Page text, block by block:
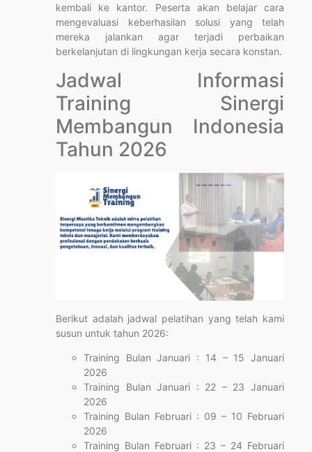
kembali ke kantor. Peserta akan belajar cara
mengevaluasi keberhasilan solusi yang telah
mereka jalankan agar terjadi perbaikan
berkelanjutan di lingkungan kerja secara konstan.
Jadwal Informasi
Training Sinergi
Membangun Indonesia
Tahun 2026
Berikut adalah jadwal pelatihan yang telah kami
susun untuk tahun 2026:
Training Bulan Januari : 14 – 15 Januari
2026
Training Bulan Januari : 22 – 23 Januari
2026
Training Bulan Februari : 09 – 10 Februari
2026
Training Bulan Februari : 23 – 24 Februari